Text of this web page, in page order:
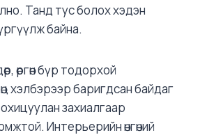
Танд тус болох хэдэн
байна.
өргөн бүр тодорхой
хэлбэрээр баригдсан байдаг
захиалгаар
Интерьерийн өнгөний